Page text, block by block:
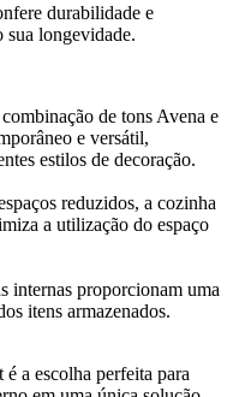
durabilidade e
sua longevidade.
de tons Avena e
e versátil,
estilos de decoração.
reduzidos, a cozinha
a utilização do espaço
internas proporcionam uma
itens armazenados.
a escolha perfeita para